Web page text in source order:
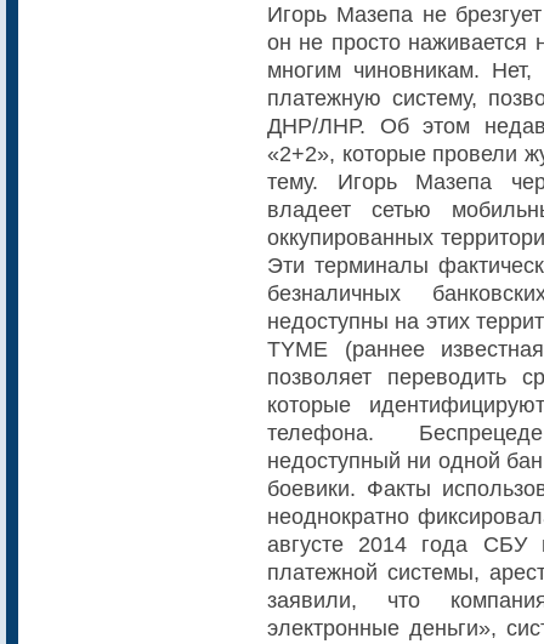
Игорь Мазепа не
он не просто наживается
многим чиновникам.
платежную систему,
ДНР/ЛНР. Об этом
«2+2», которые провели
тему. Игорь Мазепа
владеет сетью
оккупированных
Эти терминалы
безналичных
недоступны на этих
TYME (раннее
позволяет переводить
которые
телефона.
недоступный ни одной
боевики. Факты
неоднократно
августе 2014 года
платежной системы,
заявили, что
электронные деньги»,